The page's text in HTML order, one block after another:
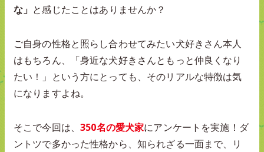
な」 と感じたことはありませんか？
ご自身の性格と照らし合わせてみたい犬好きさん本人
はもちろん、「身近な犬好きさんともっと仲良くなり
たい！」という方にとっても、そのリアルな特徴は気
になりますよね。
そこで今回は、350名の愛犬家にアンケートを実施！ダ
ントツで多かった性格から、知られざる一面まで、リ